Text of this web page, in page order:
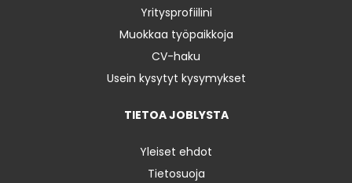
Yritysprofiilini
Muokkaa työpaikkoja
CV-haku
Usein kysytyt kysymykset
TIETOA JOBLYSTA
Yleiset ehdot
Tietosuoja